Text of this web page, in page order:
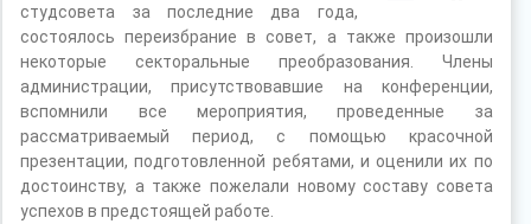
студсовета за последние два года,
состоялось переизбрание в совет, а также произошли
некоторые секторальные преобразования. Члены
администрации, присутствовавшие на конференции,
вспомнили все мероприятия, проведенные за
рассматриваемый период, с помощью красочной
презентации, подготовленной ребятами, и оценили их по
достоинству, а также пожелали новому составу совета
успехов в предстоящей работе.